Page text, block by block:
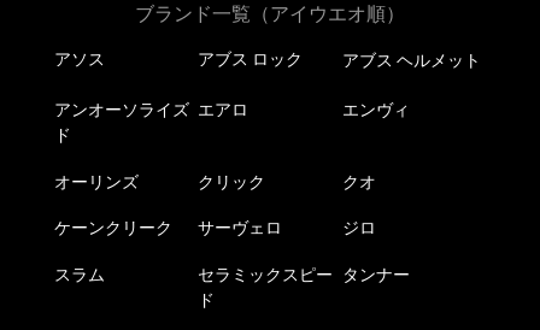
ブランド一覧（アイウエオ順）
アソス アブス ロック アブス ヘルメット
アンオーソライズ
ド
エアロ エンヴィ
オーリンズ クリック クオ
ケーンクリーク サーヴェロ ジロ
スラム
セラミックスピー
ド
タンナー